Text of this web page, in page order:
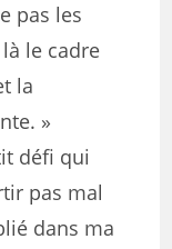
pas les
le cadre
la
»
défi qui
pas mal
dans ma